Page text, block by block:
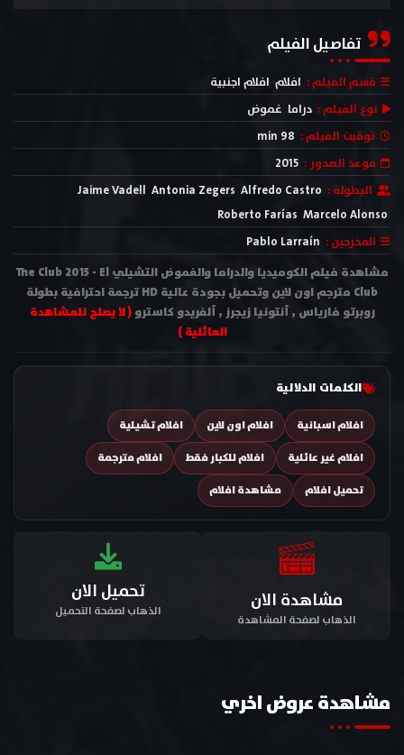
تفاصيل الفيلم
قسم الفيلم : افلام افلام اجنبية
نوع الفيلم : دراما غموض
توقيت الفيلم : 98 min
موعد الصدور : 2015
البطولة : Alfredo Castro
Antonia Zegers
Jaime Vadell
Marcelo Alonso
Roberto Farías
المخرجين : Pablo Larraín
مشاهدة فيلم الكوميديا والدراما والغموض التشيلي The Club 2015 - El
Club مترجم اون لاين وتحميل بجودة عالية HD ترجمة احترافية بطولة
روبرتو فارياس , أنتونيا زيجرز , ألفريدو كاسترو( لا يصلح للمشاهدة
العائلية )
الكلمات الدلالية
افلام اسبانية افلام اون لاين
افلام تشيلية
افلام غير عائلية
افلام للكبار فقط
افلام مترجمة
تحميل افلام
مشاهدة افلام
مشاهدة الان
الذهاب لصفحة المشاهدة
تحميل الان
الذهاب لصفحة التحميل
مشاهدة عروض اخري